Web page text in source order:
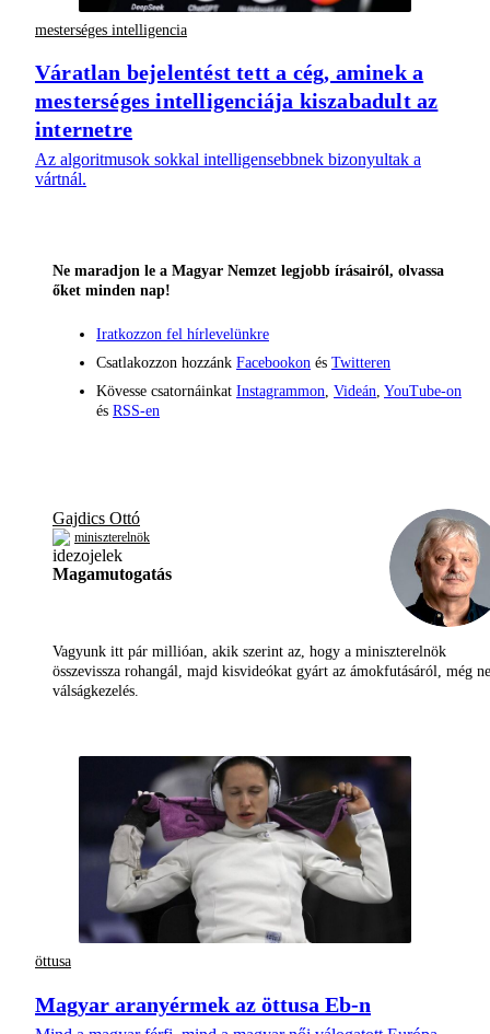
mesterséges intelligencia
Váratlan bejelentést tett a cég, aminek a
mesterséges intelligenciája kiszabadult az
internetre
Az algoritmusok sokkal intelligensebbnek bizonyultak a
vártnál.
Ne maradjon le a Magyar Nemzet legjobb írásairól, olvassa
őket minden nap!
Iratkozzon fel hírlevelünkre
Csatlakozzon hozzánk Facebookon és Twitteren
Kövesse csatornáinkat Instagrammon, Videán, YouTube-on
és RSS-en
Gajdics Ottó
miniszterelnök
Magamutogatás
Vagyunk itt pár millióan, akik szerint az, hogy a miniszterelnök
összevissza rohangál, majd kisvideókat gyárt az ámokfutásáról, még
válságkezelés.
öttusa
Magyar aranyérmek az öttusa Eb-n